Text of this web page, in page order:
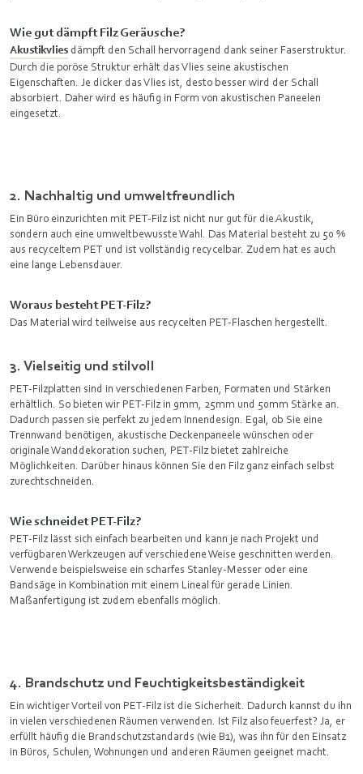
Wie gut dämpft Filz Geräusche?
Akustikvlies dämpft den Schall hervorragend dank seiner Faserstruktur.
Durch die poröse Struktur erhält das Vlies seine akustischen
Eigenschaften. Je dicker das Vlies ist, desto besser wird der Schall
absorbiert. Daher wird es häufig in Form von akustischen Paneelen
eingesetzt.
2. Nachhaltig und umweltfreundlich
Ein Büro einzurichten mit PET-Filz ist nicht nur gut für die Akustik,
sondern auch eine umweltbewusste Wahl. Das Material besteht zu 50 %
aus recyceltem PET und ist vollständig recycelbar. Zudem hat es auch
eine lange Lebensdauer.
Woraus besteht PET-Filz?
Das Material wird teilweise aus recycelten PET-Flaschen hergestellt.
3. Vielseitig und stilvoll
PET-Filzplatten sind in verschiedenen Farben, Formaten und Stärken
erhältlich. So bieten wir PET-Filz in 9mm, 25mm und 50mm Stärke an.
Dadurch passen sie perfekt zu jedem Innendesign. Egal, ob Sie eine
Trennwand benötigen, akustische Deckenpaneele wünschen oder
originale Wanddekoration suchen, PET-Filz bietet zahlreiche
Möglichkeiten. Darüber hinaus können Sie den Filz ganz einfach selbst
zurechtschneiden.
Wie schneidet PET-Filz?
PET-Filz lässt sich einfach bearbeiten und kann je nach Projekt und
verfügbaren Werkzeugen auf verschiedene Weise geschnitten werden.
Verwende beispielsweise ein scharfes Stanley-Messer oder eine
Bandsäge in Kombination mit einem Lineal für gerade Linien.
Maßanfertigung ist zudem ebenfalls möglich.
4. Brandschutz und Feuchtigkeitsbeständigkeit
Ein wichtiger Vorteil von PET-Filz ist die Sicherheit. Dadurch kannst du ihn
in vielen verschiedenen Räumen verwenden. Ist Filz also feuerfest? Ja, er
erfüllt häufig die Brandschutzstandards (wie B1), was ihn für den Einsatz
in Büros, Schulen, Wohnungen und anderen Räumen geeignet macht.